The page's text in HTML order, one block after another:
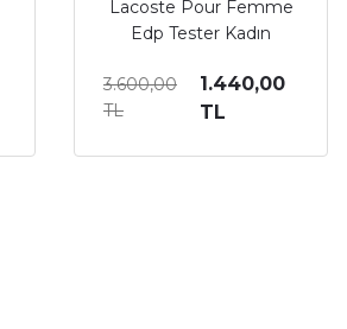
Lacoste Pour Femme
Edp Tester Kadın
3.600,00
TL
1.440,00
TL